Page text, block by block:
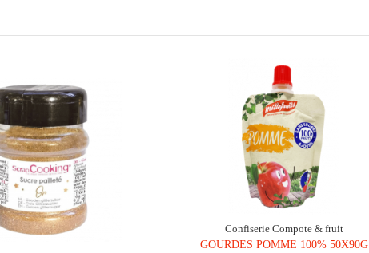
Confiserie Compote & fruit
GOURDES POMME 100% 50X90G